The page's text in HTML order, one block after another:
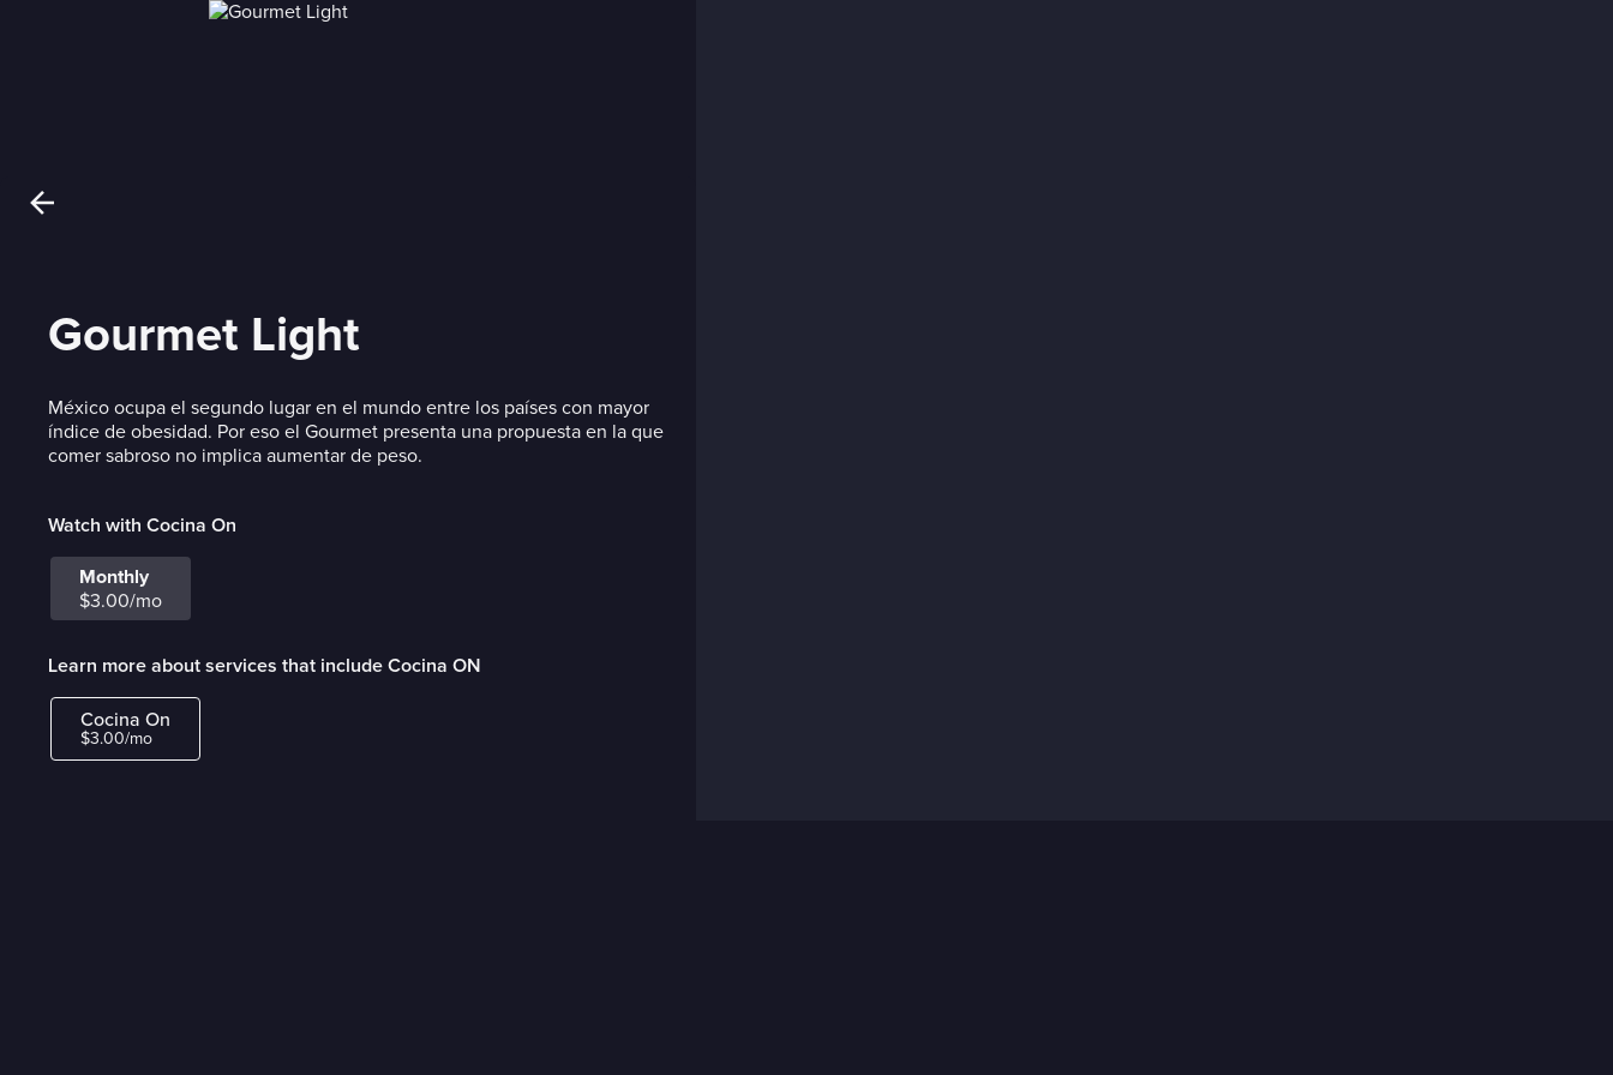
Gourmet Light
México ocupa el segundo lugar en el mundo entre los países con mayor
índice de obesidad. Por eso el Gourmet presenta una propuesta en la que
comer sabroso no implica aumentar de peso.
Watch with Cocina On
Monthly
$3.00/mo
Learn more about services that include Cocina ON
Cocina On
$3.00/mo